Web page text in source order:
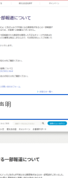
明